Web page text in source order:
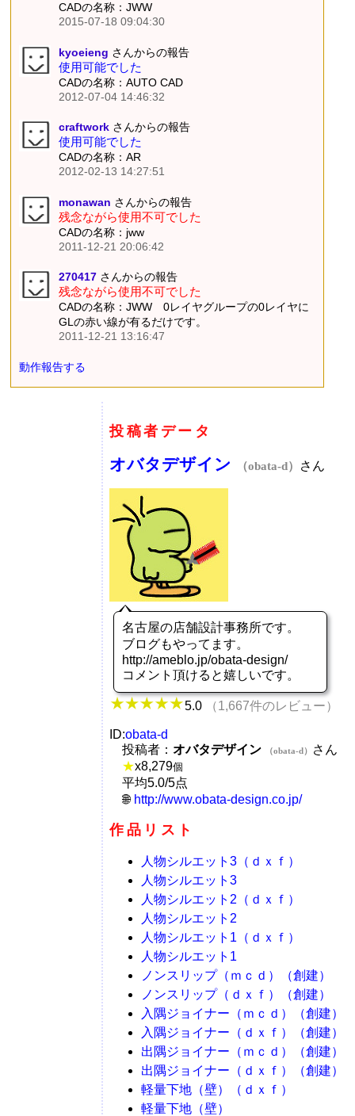
CADの名称：JWW
2015-07-18 09:04:30
kyoeieng さんからの報告
使用可能でした
CADの名称：AUTO CAD
2012-07-04 14:46:32
craftwork さんからの報告
使用可能でした
CADの名称：AR
2012-02-13 14:27:51
monawan さんからの報告
残念ながら使用不可でした
CADの名称：jww
2011-12-21 20:06:42
270417 さんからの報告
残念ながら使用不可でした
CADの名称：JWW 0レイヤグループの0レイヤに
GLの赤い線が有るだけです。
2011-12-21 13:16:47
動作報告する
投稿者データ
オバタデザイン （obata-d） さん
名古屋の店舗設計事務所です。
ブログもやってます。
http://ameblo.jp/obata-design/
コメント頂けると嬉しいです。
5.0 （1,667件のレビュー）
ID:obata-d
投稿者： オバタデザイン （obata-d）
さん
★x8,279個
平均5.0/5点
http://www.obata-design.co.jp/
作品リスト
人物シルエット3（ｄｘｆ）
人物シルエット3
人物シルエット2（ｄｘｆ）
人物シルエット2
人物シルエット1（ｄｘｆ）
人物シルエット1
ノンスリップ（ｍｃｄ）（創建）
ノンスリップ（ｄｘｆ）（創建）
入隅ジョイナー（ｍｃｄ）（創建）
入隅ジョイナー（ｄｘｆ）（創建）
出隅ジョイナー（ｍｃｄ）（創建）
出隅ジョイナー（ｄｘｆ）（創建）
軽量下地（壁）（ｄｘｆ）
軽量下地（壁）